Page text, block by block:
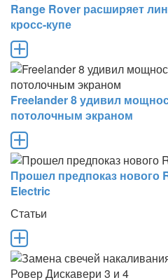
Range Rover расширяет
кросс-купе
Freelander 8 удивил
потолочным экраном
Прошел предпоказ нового
Electric
Статьи